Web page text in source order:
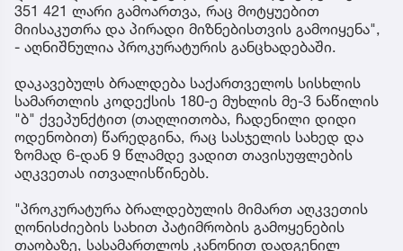
351 421 ლარი გამოართვა, რაც მოტყუებით
მიისაკუთრა და პირადი მიზნებისთვის გამოიყენა",
- აღნიშნულია პროკურატურის განცხადებაში.
დაკავებულს ბრალდება საქართველოს სისხლის
სამართლის კოდექსის 180-ე მუხლის მე-3 ნაწილის
"ბ" ქვეპუნქტით (თაღლითობა, ჩადენილი დიდი
ოდენობით) წარედგინა, რაც სასჯელის სახედ და
ზომად 6-დან 9 წლამდე ვადით თავისუფლების
აღკვეთას ითვალისწინებს.
"პროკურატურა ბრალდებულის მიმართ აღკვეთის
ღონისძიების სახით პატიმრობის გამოყენების
თაობაზე, სასამართლოს კანონით დადგენილ